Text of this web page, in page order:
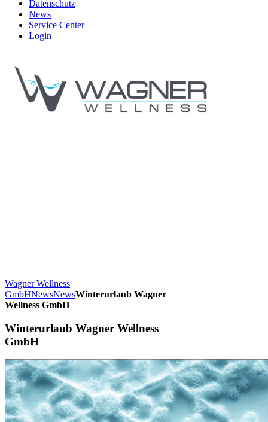
Datenschutz
News
Service Center
Login
Wagner Wellness
GmbHNewsNewsWinterurlaub Wagner
Wellness GmbH
Winterurlaub Wagner Wellness
GmbH